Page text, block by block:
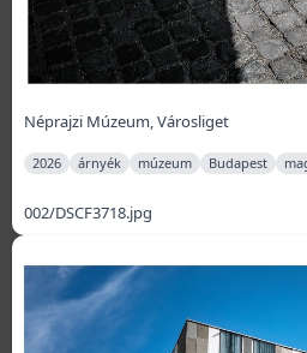
Néprajzi Múzeum, Városliget
2026 árnyék múzeum Budapest
002/DSCF3718.jpg